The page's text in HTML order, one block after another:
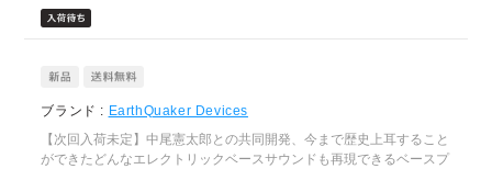
ブランド : EarthQuaker Devices
【次回入荷未定】中尾憲太郎との共同開発、今まで歴史上耳すること
ができたどんなエレクトリックベースサウンドも再現できるベースプ